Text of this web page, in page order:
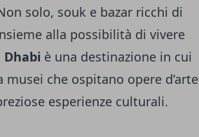
solo, souk e bazar ricchi di
alla possibilità di vivere
Dhabi è una destinazione in cui
musei che ospitano opere d’arte
esperienze culturali.